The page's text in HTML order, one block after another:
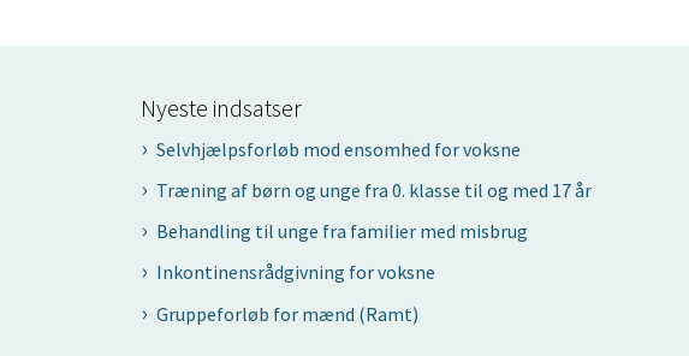
Nyeste indsatser
Selvhjælpsforløb mod ensomhed for voksne
Træning af børn og unge fra 0. klasse til og med 17 år
Behandling til unge fra familier med misbrug
Inkontinensrådgivning for voksne
Gruppeforløb for mænd (Ramt)